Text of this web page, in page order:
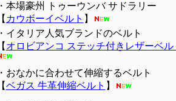
・本場豪州 トゥーウンバ サドラリー
【 カウボーイベルト 】
・イタリア人気ブランドのベルト
【 オロビアンコ ステッチ付きレザーベル
・おなかに合わせて伸縮するベルト
【ベガス 牛革伸縮ベルト 】